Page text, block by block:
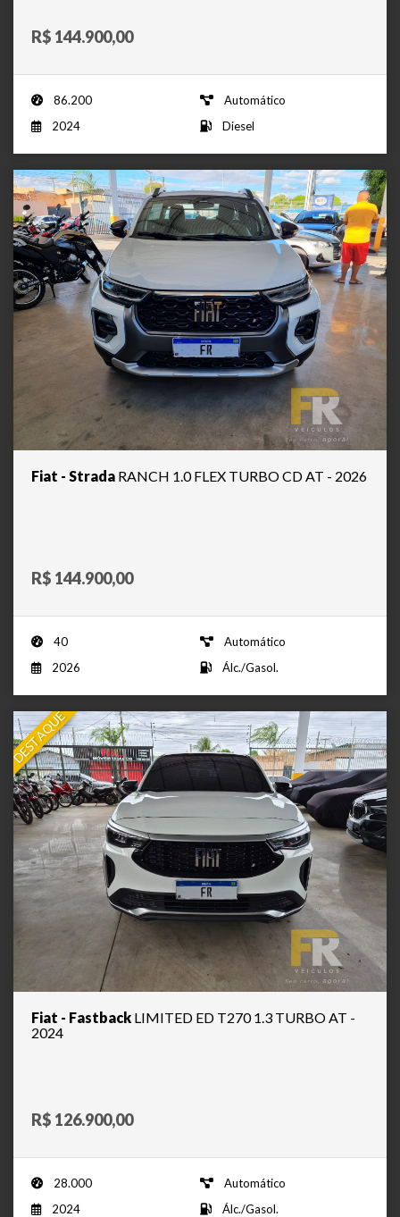
R$ 144.900,00
86.200
Automático
2024
Diesel
Fiat - Strada RANCH 1.0 FLEX TURBO CD AT - 2026
R$ 144.900,00
40
Automático
2026
Álc./Gasol.
DESTAQUE
Fiat - Fastback LIMITED ED T270 1.3 TURBO AT -
2024
R$ 126.900,00
28.000
Automático
2024
Álc./Gasol.